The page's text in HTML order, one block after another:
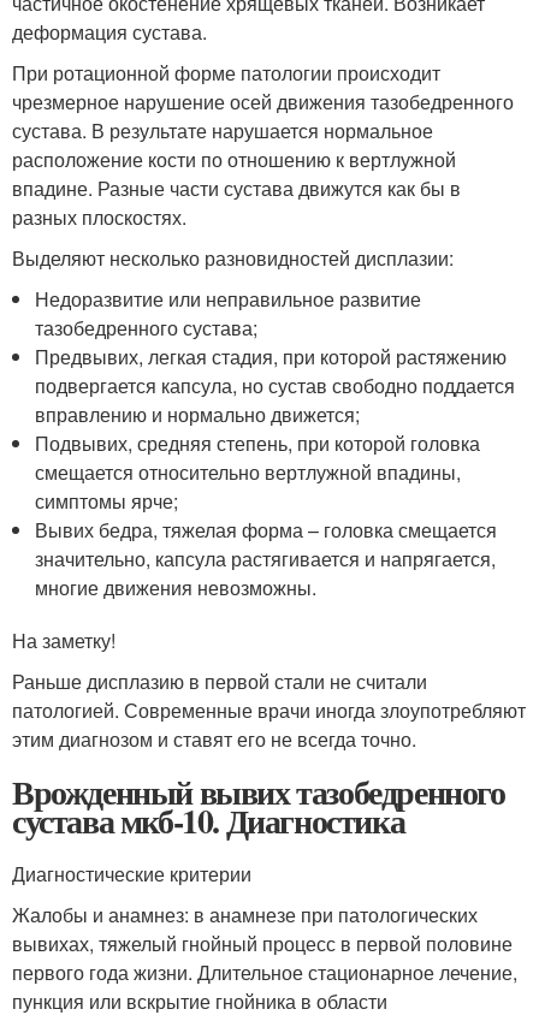
деформация сустава.
При ротационной форме патологии происходит
чрезмерное нарушение осей движения тазобедренного
сустава. В результате нарушается нормальное
расположение кости по отношению к вертлужной
впадине. Разные части сустава движутся как бы в
разных плоскостях.
Выделяют несколько разновидностей дисплазии:
Недоразвитие или неправильное развитие
тазобедренного сустава;
Предвывих, легкая стадия, при которой растяжению
подвергается капсула, но сустав свободно поддается
вправлению и нормально движется;
Подвывих, средняя степень, при которой головка
смещается относительно вертлужной впадины,
симптомы ярче;
Вывих бедра, тяжелая форма – головка смещается
значительно, капсула растягивается и напрягается,
многие движения невозможны.
На заметку!
Раньше дисплазию в первой стали не считали
патологией. Современные врачи иногда злоупотребляют
этим диагнозом и ставят его не всегда точно.
Врожденный вывих тазобедренного
сустава мкб-10. Диагностика
Диагностические критерии
Жалобы и анамнез: в анамнезе при патологических
вывихах, тяжелый гнойный процесс в первой половине
первого года жизни. Длительное стационарное лечение,
пункция или вскрытие гнойника в области